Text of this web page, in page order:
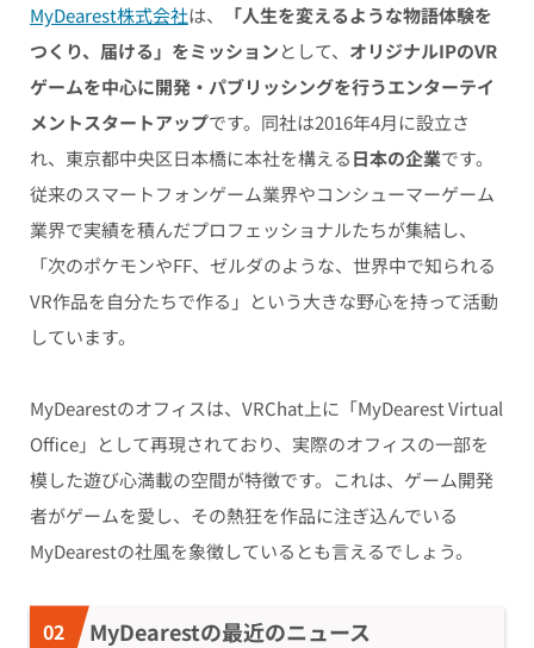
MyDearest株式会社は、
「人生を変えるような物語体験を
つくり、届ける」をミッションとして、 オリジナルIPのVR
ゲームを中心に開発・パブリッシングを行うエンターテイ
メントスタートアップです。同社は2016年4月に設立さ
れ、東京都中央区日本橋に本社を構える日本の企業です。
従来のスマートフォンゲーム業界やコンシューマーゲーム
業界で実績を積んだプロフェッショナルたちが集結し、
「次のポケモンやFF、ゼルダのような、世界中で知られる
VR作品を自分たちで作る」という大きな野心を持って活動
しています。
MyDearestのオフィスは、VRChat上に「MyDearest Virtual
Office」として再現されており、実際のオフィスの一部を
模した遊び心満載の空間が特徴です。これは、ゲーム開発
者がゲームを愛し、その熱狂を作品に注ぎ込んでいる
MyDearestの社風を象徴しているとも言えるでしょう。
MyDearestの最近のニュース